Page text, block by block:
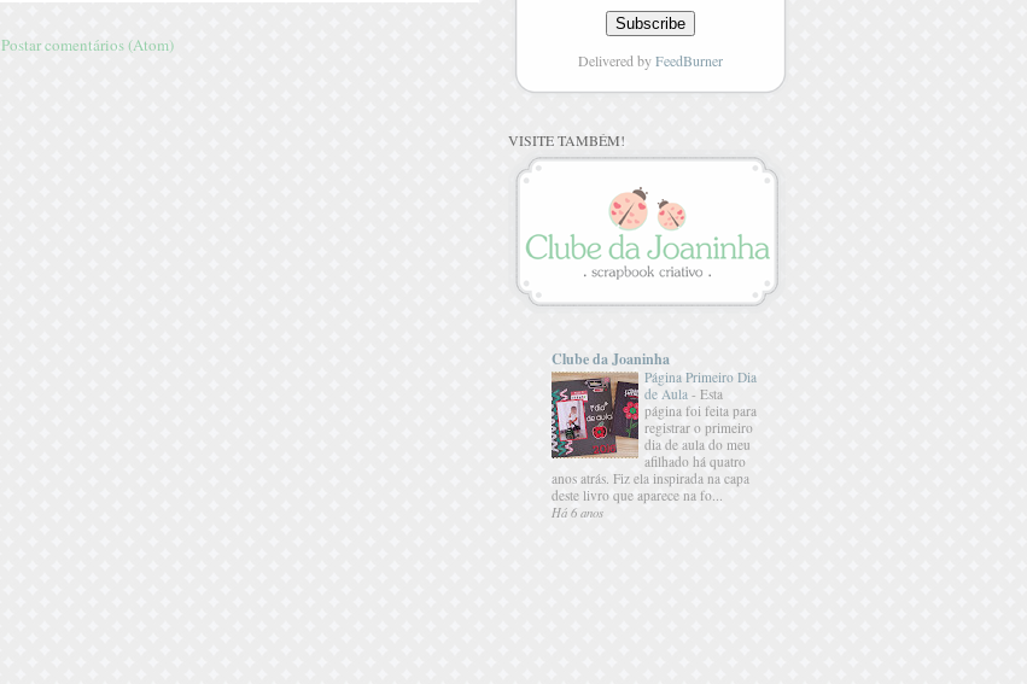
Postar comentários (Atom)
Delivered byFeedBurner
VISITE TAMBÉM!
Clube da Joaninha
Página Primeiro Dia
de Aula - Esta
página foi feita para
registrar o primeiro
dia de aula do meu
afilhado há quatro
anos atrás. Fiz ela inspirada na capa
deste livro que aparece na fo...
Há 6 anos